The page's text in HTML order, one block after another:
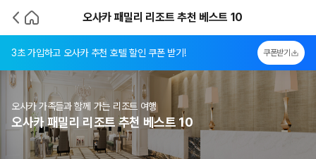
오사카 패밀리 리조트 추천 베스트 10
3초 가입하고 오사카 추천 호텔 할인 쿠폰 받기! 쿠폰받기
오사카 가족들과 함께 가는 리조트 여행
오사카 패밀리 리조트 추천 베스트 10